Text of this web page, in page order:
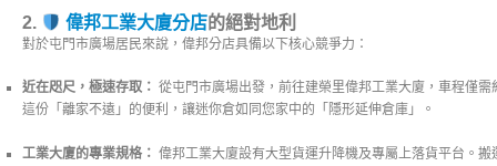
2. 偉邦工業大廈分店的絕對地利
對於屯門市廣場居民來說，偉邦分店具備以下核心競爭力：
近在咫尺，極速存取： 從屯門市廣場出發，前往建榮里偉邦工業大廈，車程僅需
這份「離家不遠」的便利，讓迷你倉如同您家中的「隱形延伸倉庫」。
工業大廈的專業規格： 偉邦工業大廈設有大型貨運升降機及專屬上落貨平台。